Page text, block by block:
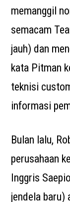
memanggil
semacam
jauh) dan
kata Pitman
teknisi
informasi
Bulan lalu,
perusahaan
Inggris
jendela baru)